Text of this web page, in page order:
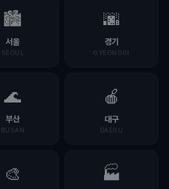
🏙️
서울
SEOUL
🌆
경기
GYEONGGI
🌊
부산
BUSAN
🍎
대구
DAEGU
🎨 🏭